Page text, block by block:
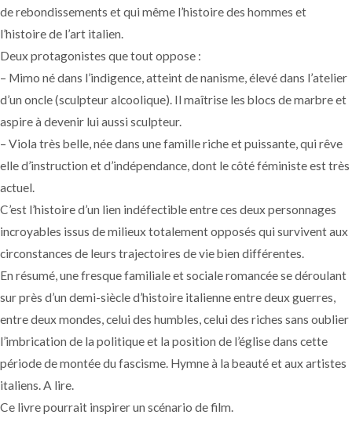
de rebondissements et qui même l’histoire des hommes et
l’histoire de l’art italien.
Deux protagonistes que tout oppose :
– Mimo né dans l’indigence, atteint de nanisme, élevé dans l’atelier
d’un oncle (sculpteur alcoolique). Il maîtrise les blocs de marbre et
aspire à devenir lui aussi sculpteur.
– Viola très belle, née dans une famille riche et puissante, qui rêve
elle d’instruction et d’indépendance, dont le côté féministe est très
actuel.
C’est l’histoire d’un lien indéfectible entre ces deux personnages
incroyables issus de milieux totalement opposés qui survivent aux
circonstances de leurs trajectoires de vie bien différentes.
En résumé, une fresque familiale et sociale romancée se déroulant
sur près d’un demi-siècle d’histoire italienne entre deux guerres,
entre deux mondes, celui des humbles, celui des riches sans oublier
l’imbrication de la politique et la position de l’église dans cette
période de montée du fascisme. Hymne à la beauté et aux artistes
italiens. A lire.
Ce livre pourrait inspirer un scénario de film.